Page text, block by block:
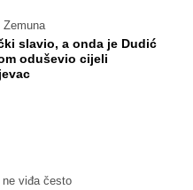
Zemuna
slavio, a onda je Dudić
oduševio cijeli
viđa često